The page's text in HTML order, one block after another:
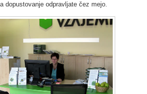
dopustovanje odpravljate čez mejo.